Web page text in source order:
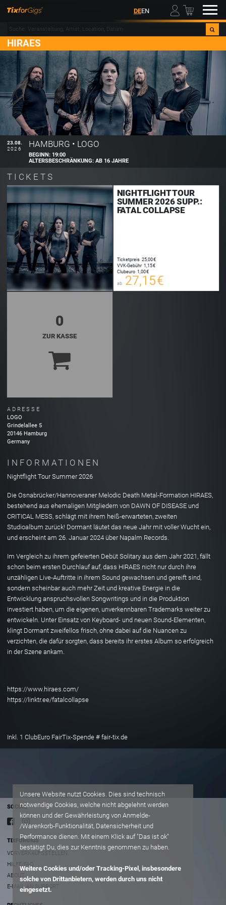
DEEN 00
HIRAES
23.08.
2026
HAMBURG • LOGO
BEGINN:19:00
ALTERSBESCHRÄNKUNG:AB 16 JAHRE
TICKETS
NIGHTFLIGHT TOUR
SUMMER 2026 SUPP.:
FATAL COLLAPSE
Ticketpreis 25,00 €
VVK-Gebühr 1,15 €
Clubeuro 1,00 €
ab 27,15 €
00
0
ZUR KASSE
ADRESSE
LOGO
Grindelallee 5
20146 Hamburg
Germany
INFORMATIONEN
Nightflight Tour Summer 2026
Die Osnabrücker/Hannoveraner Melodic Death Metal-Formation HIRAES,
bestehend aus ehemaligen Mitgliedern von DAWN OF DISEASE und
CRITICAL MESS, schlägt mit ihrem heiß-erwarteten, zweiten
Studioalbum zurück! Dormant läutet das neue Jahr mit voller Wucht ein,
und erscheint am 26. Januar 2024 über Napalm Records.
Im Vergleich zu ihrem gefeierten Debüt Solitary aus dem Jahr 2021, fällt
schon beim ersten Durchlauf auf, dass HIRAES nicht nur durch ihre
unzähligen Live-Auftritte in ihrem Sound gewachsen und gereift sind,
sondern scheinbar auch mehr Zeit und kreative Energie in die
Entwicklung anspruchsvollen Songwritings und in die Produktion
investiert haben, um die eigenen, unverkennbaren Trademarks weiter zu
entwickeln. Unter Einsatz von Keyboard- und neuen Sound-Elementen,
klingt Dormant zweifellos frisch, ohne dabei auf die Nuancen zu
verzichten, die dafür sorgten, dass bereits ihr erstes Album so erfolgreich
in der Szene ankam.
https://www.hiraes.com/
https://linktr.ee/fatalcollapse
Inkl. 1 ClubEuro FairTix-Spende # fair-tix.de
SOCIAL
TIXFORGIGS
VORVERKAUFSSTELLEN
HILFE/FAQ
ABOUT
E-MAIL AN SUPPORT
Unsere Website nutzt Cookies. Dies sind technisch
notwendige Cookies, welche nicht abgelehnt werden
können und der Gewährleistung von Anmelde-
/Warenkorb-Funktionalität, Datensicherheit und
Performance dienen. Mit einem Klick auf "Das ist ok"
bestätigt Du, dies zur Kenntnis genommen zu haben.
Weitere Cookies und/oder Tracking-Pixel, insbesondere
solche von Drittanbietern, werden durch uns nicht
eingesetzt.